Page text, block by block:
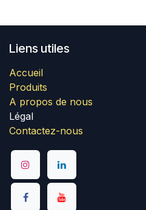
Liens utiles
Accueil
Produits
A propos de nous
Légal
Contactez-nous